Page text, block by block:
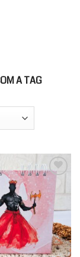
A TAG
Add to
wishlist